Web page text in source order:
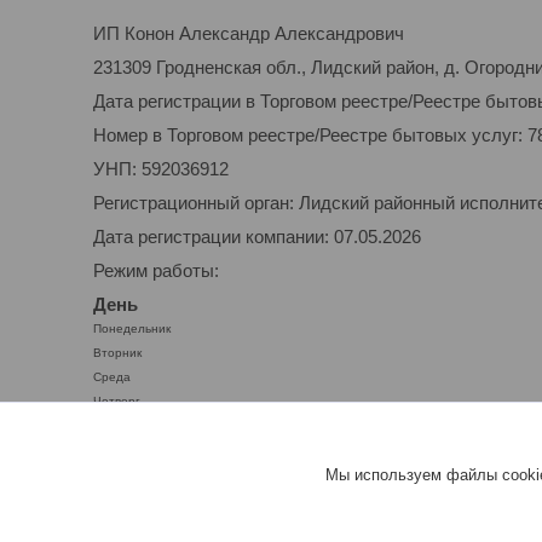
ИП Конон Александр Александрович
231309 Гродненская обл., Лидский район, д.
Дата регистрации в Торговом реестре/Реестре
Номер в Торговом реестре/Реестре бытовых услуг:
УНП: 592036912
Регистрационный орган: Лидский районный
Дата регистрации компании: 07.05.2026
Режим работы:
День
Понедельник
Вторник
Среда
Четверг
Мы используем файлы